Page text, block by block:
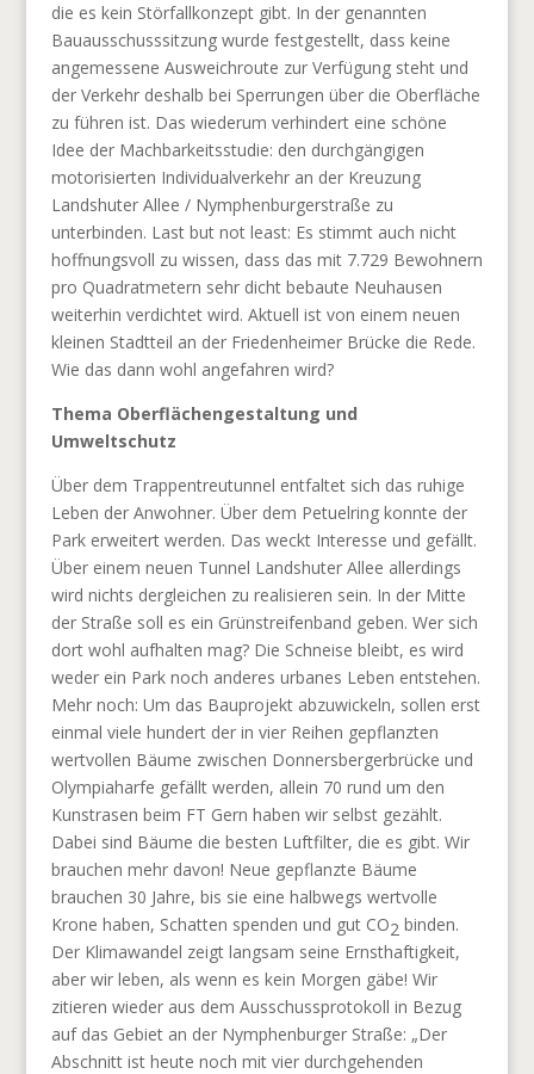
die es kein Störfallkonzept gibt. In der genannten
Bauausschusssitzung wurde festgestellt, dass keine
angemessene Ausweichroute zur Verfügung steht und
der Verkehr deshalb bei Sperrungen über die Oberfläche
zu führen ist. Das wiederum verhindert eine schöne
Idee der Machbarkeitsstudie: den durchgängigen
motorisierten Individualverkehr an der Kreuzung
Landshuter Allee / Nymphenburgerstraße zu
unterbinden. Last but not least: Es stimmt auch nicht
hoffnungsvoll zu wissen, dass das mit 7.729 Bewohnern
pro Quadratmetern sehr dicht bebaute Neuhausen
weiterhin verdichtet wird. Aktuell ist von einem neuen
kleinen Stadtteil an der Friedenheimer Brücke die Rede.
Wie das dann wohl angefahren wird?
Thema Oberflächengestaltung und
Umweltschutz
Über dem Trappentreutunnel entfaltet sich das ruhige
Leben der Anwohner. Über dem Petuelring konnte der
Park erweitert werden. Das weckt Interesse und gefällt.
Über einem neuen Tunnel Landshuter Allee allerdings
wird nichts dergleichen zu realisieren sein. In der Mitte
der Straße soll es ein Grünstreifenband geben. Wer sich
dort wohl aufhalten mag? Die Schneise bleibt, es wird
weder ein Park noch anderes urbanes Leben entstehen.
Mehr noch: Um das Bauprojekt abzuwickeln, sollen erst
einmal viele hundert der in vier Reihen gepflanzten
wertvollen Bäume zwischen Donnersbergerbrücke und
Olympiaharfe gefällt werden, allein 70 rund um den
Kunstrasen beim FT Gern haben wir selbst gezählt.
Dabei sind Bäume die besten Luftfilter, die es gibt. Wir
brauchen mehr davon! Neue gepflanzte Bäume
brauchen 30 Jahre, bis sie eine halbwegs wertvolle
Krone haben, Schatten spenden und gut CO2 binden.
Der Klimawandel zeigt langsam seine Ernsthaftigkeit,
aber wir leben, als wenn es kein Morgen gäbe! Wir
zitieren wieder aus dem Ausschussprotokoll in Bezug
auf das Gebiet an der Nymphenburger Straße: „Der
Abschnitt ist heute noch mit vier durchgehenden